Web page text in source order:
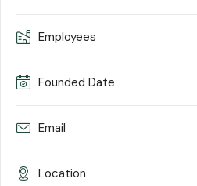
Employees
Founded Date
Email
Location